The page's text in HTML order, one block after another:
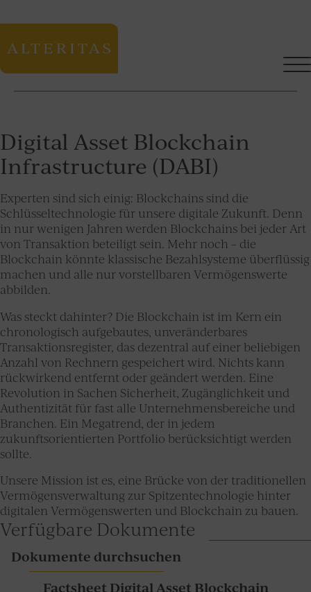
Digital Asset Blockchain
Infrastructure (DABI)
Experten sind sich einig: Blockchains sind die
Schlüsseltechnologie für unsere digitale Zukunft. Denn
in nur wenigen Jahren werden Blockchains bei jeder Art
von Transaktion beteiligt sein. Mehr noch – die
Blockchain könnte klassische Bezahlsysteme überflüssig
machen und alle nur vorstellbaren Vermögenswerte
abbilden.
Was steckt dahinter? Die Blockchain ist im Kern ein
chronologisch aufgebautes, unveränderbares
Transaktionsregister, das dezentral auf einer beliebigen
Anzahl von Rechnern gespeichert wird. Nichts kann
rückwirkend entfernt oder geändert werden. Eine
Revolution in Sachen Sicherheit, Zugänglichkeit und
Authentizität für fast alle Unternehmensbereiche und
Branchen. Ein Megatrend, der in jedem
zukunftsorientierten Portfolio berücksichtigt werden
sollte.
Unsere Mission ist es, eine Brücke von der traditionellen
Vermögensverwaltung zur Spitzentechnologie hinter
digitalen Vermögenswerten und Blockchain zu bauen.
Verfügbare Dokumente
Dokumente durchsuchen
Factsheet Digital Asset Blockchain